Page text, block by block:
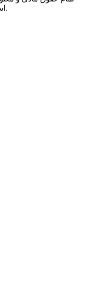
استفاده از مطالب با ذکر منبع بلامانع است.